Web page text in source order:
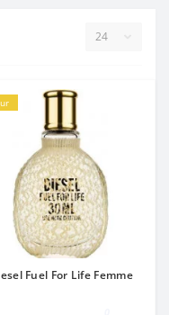
Fuel For Life Femme